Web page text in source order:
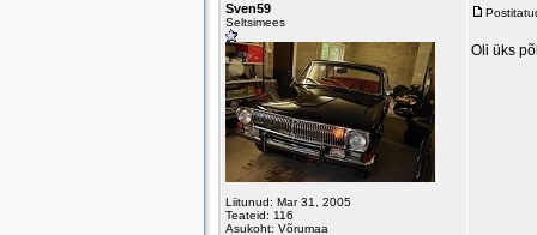
Sven59
Seltsimees
Liitunud: Mar 31, 2005
Teateid: 116
Asukoht: Võrumaa
Oli üks